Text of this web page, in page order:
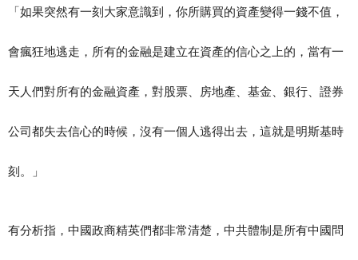
「如果突然有一刻大家意識到，你所購買的資產變得一錢不值，
會瘋狂地逃走，所有的金融是建立在資產的信心之上的，當有一
天人們對所有的金融資產，對股票、房地產、基金、銀行、證券
公司都失去信心的時候，沒有一個人逃得出去，這就是明斯基時
刻。」
有分析指，中國政商精英們都非常清楚，中共體制是所有中國問